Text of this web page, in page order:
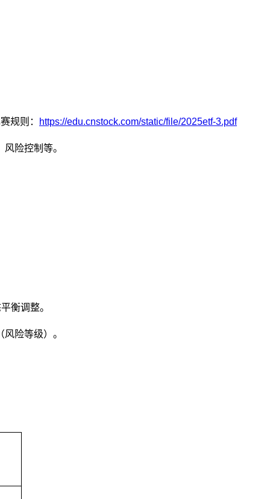
规则： https://edu.cnstock.com/static/file/2025etf-3.pdf
险控制等。
衡调整。
险等级）。